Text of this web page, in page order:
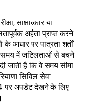
साक्षात्कार या
अर्हता प्राप्त करने
आधार पर पात्रता शर्तों
समय में जटिलताओं से बचने
जाती है कि वे समय सीमा
सिविल सेवा
पर अपडेट देखने के लिए